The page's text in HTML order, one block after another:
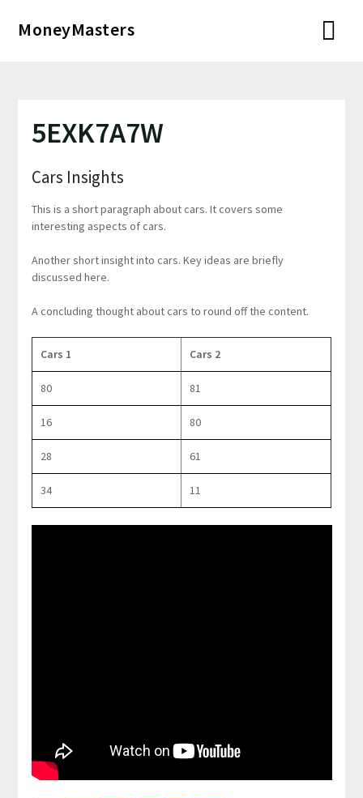
MoneyMasters
5EXK7A7W
Cars Insights
This is a short paragraph about cars. It covers some
interesting aspects of cars.
Another short insight into cars. Key ideas are briefly
discussed here.
A concluding thought about cars to round off the content.
Cars 1 Cars 2
80 81
16 80
28 61
34 11